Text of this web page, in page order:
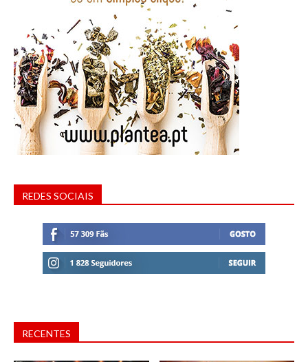
REDES SOCIAIS
RECENTES